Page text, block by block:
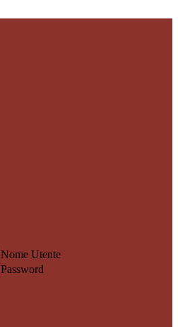
Nome Utente
Password